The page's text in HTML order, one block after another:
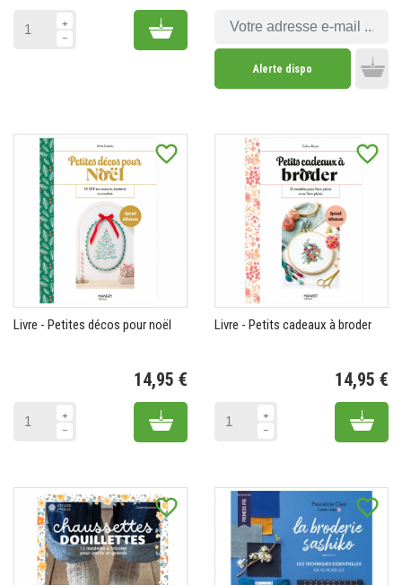
Add to cart
Alerte dispo
favorite_border
Livre - Petites décos pour noël
14,95 €
Add to cart
favorite_border
Livre - Petits cadeaux à broder
14,95 €
Add
favorite_border favorite_border